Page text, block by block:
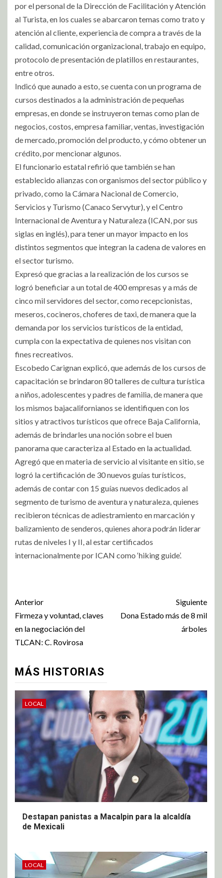
por el personal de la Dirección de Facilitación y Atención
al Turista, en los cuales se abarcaron temas como trato y
atención al cliente, experiencia de compra a través de la
calidad, comunicación organizacional, trabajo en equipo,
protocolo de presentación de platillos en restaurantes,
entre otros.
Indicó que aunado a esto, se cuenta con un programa de
cursos destinados a la administración de pequeñas
empresas, en donde se instruyeron temas como plan de
negocios, costos, empresa familiar, ventas, investigación
de mercado, promoción del producto, y cómo obtener un
crédito, por mencionar algunos.
El funcionario estatal refirió que también se han
establecido alianzas con organismos del sector público y
privado, como la Cámara Nacional de Comercio,
Servicios y Turismo (Canaco Servytur), y el Centro
Internacional de Aventura y Naturaleza (ICAN, por sus
siglas en inglés), para tener un mayor impacto en los
distintos segmentos que integran la cadena de valores en
el sector turismo.
Expresó que gracias a la realización de los cursos se
logró beneficiar a un total de 400 empresas y a más de
cinco mil servidores del sector, como recepcionistas,
meseros, cocineros, choferes de taxi, de manera que la
demanda por los servicios turísticos de la entidad,
cumpla con la expectativa de quienes nos visitan con
fines recreativos.
Escobedo Carignan explicó, que además de los cursos de
capacitación se brindaron 80 talleres de cultura turística
a niños, adolescentes y padres de familia, de manera que
los mismos bajacalifornianos se identifiquen con los
sitios y atractivos turísticos que ofrece Baja California,
además de brindarles una noción sobre el buen
panorama que caracteriza al Estado en la actualidad.
Agregó que en materia de servicio al visitante en sitio, se
logró la certificación de 30 nuevos guías turísticos,
además de contar con 15 guías nuevos dedicados al
segmento de turismo de aventura y naturaleza, quienes
recibieron técnicas de adiestramiento en marcación y
balizamiento de senderos, quienes ahora podrán liderar
rutas de niveles I y II, al estar certificados
internacionalmente por ICAN como ‘hiking guide’.
Anterior
Firmeza y voluntad, claves
en la negociación del
TLCAN: C. Rovirosa
Siguiente
Dona Estado más de 8 mil
árboles
MÁS HISTORIAS
LOCAL
Destapan panistas a Macalpin para la alcaldía
de Mexicali
LOCAL